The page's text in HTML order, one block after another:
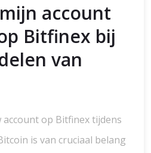
account
Bitfinex bij
van
account op Bitfinex tijdens
is van cruciaal belang